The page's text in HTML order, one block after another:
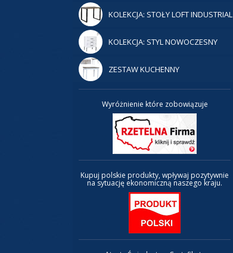
KOLEKCJA: STOŁY LOFT INDUSTRIAL
KOLEKCJA: STYL NOWOCZESNY
ZESTAW KUCHENNY
Wyróżnienie które zobowiązuje
Kupuj polskie produkty, wpływaj pozytywnie
na sytuację ekonomiczną naszego kraju.